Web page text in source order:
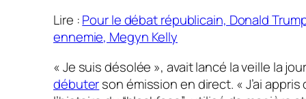
Lire :Pour le débat républicain, Donald
ennemie, Megyn Kelly
« Je suis désolée », avait lancé la veille la
débuterson émission en direct. « J’ai